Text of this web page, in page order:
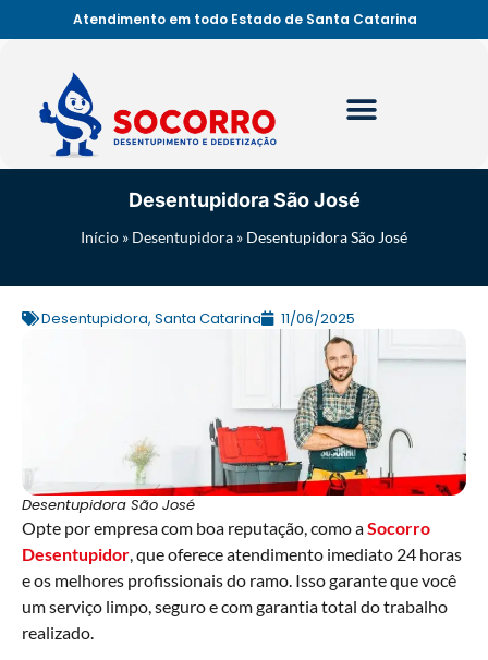
Atendimento em todo Estado de Santa Catarina
Desentupidora São José
Início » Desentupidora » Desentupidora São José
Desentupidora, Santa Catarina 11/06/2025
Desentupidora São José
Opte por empresa com boa reputação, como aSocorro
Desentupidor , que oferece atendimento imediato 24 horas
e os melhores profissionais do ramo. Isso garante que você
um serviço limpo, seguro e com garantia total do trabalho
realizado.